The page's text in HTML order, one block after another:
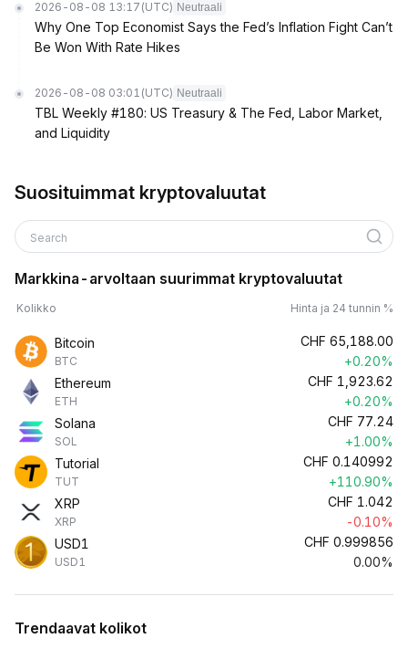
2026-08-08 13:17 (UTC) Neutraali
Why One Top Economist Says the Fed’s Inflation Fight Can’t
Be Won With Rate Hikes
2026-08-08 03:01 (UTC) Neutraali
TBL Weekly #180: US Treasury & The Fed, Labor Market,
and Liquidity
Suosituimmat kryptovaluutat
Search
Markkina-arvoltaan suurimmat kryptovaluutat
Kolikko Hinta ja 24 tunnin %
Bitcoin
BTC
CHF 65,188.00
+0.20%
Ethereum
ETH
CHF 1,923.62
+0.20%
Solana
SOL
CHF 77.24
+1.00%
Tutorial
TUT
CHF 0.140992
+110.90%
XRP
XRP
CHF 1.042
-0.10%
USD1
USD1
CHF 0.999856
0.00%
Trendaavat kolikot